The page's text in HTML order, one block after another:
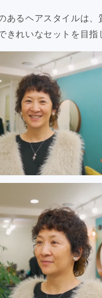
あるヘアスタイルは、
きれいなセットを目指